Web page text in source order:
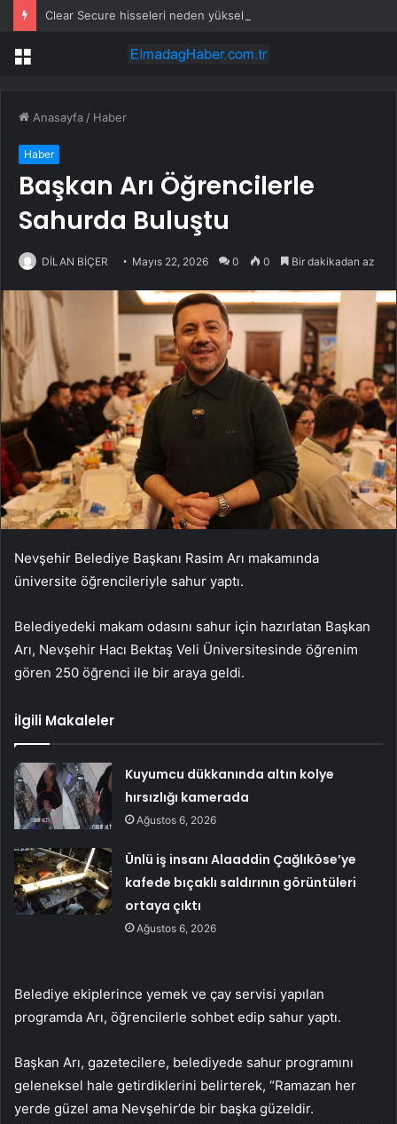
Clear Secure hisseleri neden yükselişte?
Menü
Anasayfa / Haber
Haber
Başkan Arı Öğrencilerle
Sahurda Buluştu
DİLAN BİÇER Mayıs 22, 2026 0 0 Bir dakikadan az
Nevşehir Belediye Başkanı Rasim Arı makamında
üniversite öğrencileriyle sahur yaptı.
Belediyedeki makam odasını sahur için hazırlatan Başkan
Arı, Nevşehir Hacı Bektaş Veli Üniversitesinde öğrenim
gören 250 öğrenci ile bir araya geldi.
İlgili Makaleler
Kuyumcu dükkanında altın kolye
hırsızlığı kamerada
Ağustos 6, 2026
Ünlü iş insanı Alaaddin Çağlıköse’ye
kafede bıçaklı saldırının görüntüleri
ortaya çıktı
Ağustos 6, 2026
Belediye ekiplerince yemek ve çay servisi yapılan
programda Arı, öğrencilerle sohbet edip sahur yaptı.
Başkan Arı, gazetecilere, belediyede sahur programını
geleneksel hale getirdiklerini belirterek, “Ramazan her
yerde güzel ama Nevşehir’de bir başka güzeldir.